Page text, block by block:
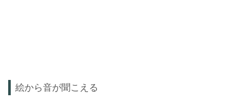
絵から音が聞こえる